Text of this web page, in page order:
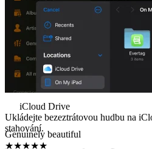
iCloud Drive
Ukládejte bezeztrátovou hudbu na
stahování.
Genuinely beautiful
★★★★★
7/14/2026